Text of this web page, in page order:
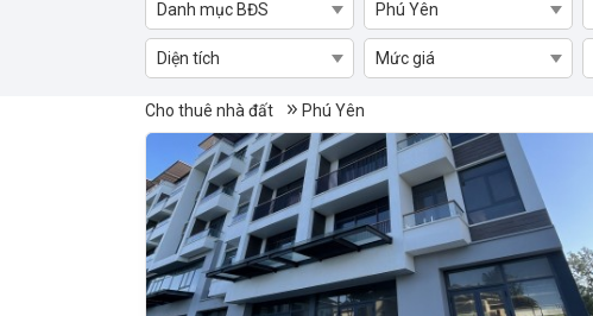
Cho thuê nhà đất Phú Yên
Cho thuê nhà đất Phú Yên
Danh mục BĐS Phú Yên
Diện tích Mức giá